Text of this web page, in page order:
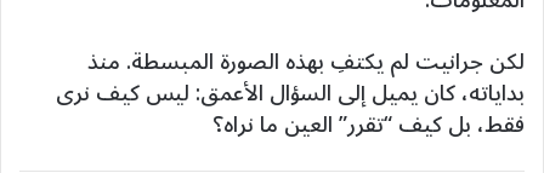
لكن جرانيت لم يكتفِ بهذه الصورة المبسطة. منذ
بداياته، كان يميل إلى السؤال الأعمق: ليس كيف نرى
فقط، بل كيف “تقرر” العين ما نراه؟